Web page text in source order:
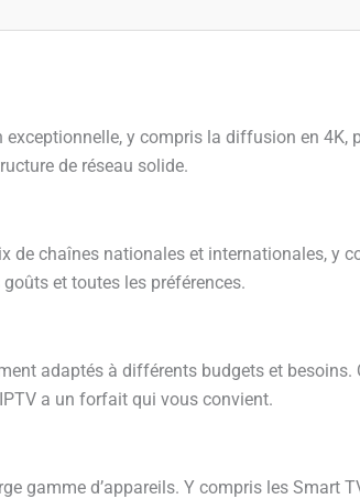
exceptionnelle, y compris la diffusion en
de réseau solide.
de chaînes nationales et internationales, y
et toutes les préférences.
adaptés à différents budgets et
a un forfait qui vous convient.
gamme d’appareils. Y compris les Smart